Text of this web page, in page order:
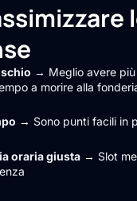
→ Meglio avere
a morire alla
→ Sono punti facili in
oraria giusta → Slot